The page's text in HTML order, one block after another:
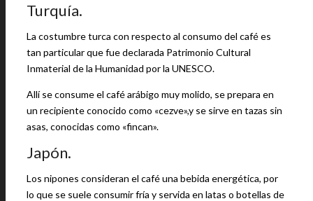
Turquía.
La costumbre turca con respecto al consumo del café es
tan particular que fue declarada Patrimonio Cultural
Inmaterial de la Humanidad por la UNESCO.
Allí se consume el café arábigo muy molido, se prepara en
un recipiente conocido como «cezve»,y se sirve en tazas sin
asas, conocidas como «fincan».
Japón.
Los nipones consideran el café una bebida energética, por
lo que se suele consumir fría y servida en latas o botellas de